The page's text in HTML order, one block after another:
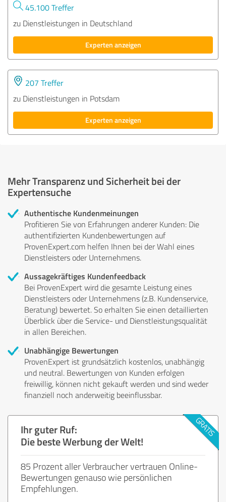
45.100 Treffer
zu Dienstleistungen in Deutschland
Experten anzeigen
207 Treffer
zu Dienstleistungen in Potsdam
Experten anzeigen
Mehr Transparenz und Sicherheit bei der
Expertensuche
Authentische Kundenmeinungen
Profitieren Sie von Erfahrungen anderer Kunden: Die
authentifizierten Kundenbewertungen auf
ProvenExpert.com helfen Ihnen bei der Wahl eines
Dienstleisters oder Unternehmens.
Aussagekräftiges Kundenfeedback
Bei ProvenExpert wird die gesamte Leistung eines
Dienstleisters oder Unternehmens (z.B. Kundenservice,
Beratung) bewertet. So erhalten Sie einen detaillierten
Überblick über die Service- und Dienstleistungsqualität
in allen Bereichen.
Unabhängige Bewertungen
ProvenExpert ist grundsätzlich kostenlos, unabhängig
und neutral. Bewertungen von Kunden erfolgen
freiwillig, können nicht gekauft werden und sind weder
finanziell noch anderweitig beeinflussbar.
Ihr guter Ruf:
Die beste Werbung der Welt!
85 Prozent aller Verbraucher vertrauen Online-
Bewertungen genauso wie persönlichen
Empfehlungen.